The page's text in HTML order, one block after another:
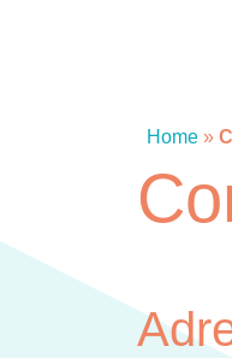
Home
Contact
SAM
Home »